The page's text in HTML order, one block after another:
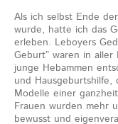
Als ich selbst Ende
wurde, hatte ich das
erleben. Leboyers
Geburt” waren in
junge Hebammen
und Hausgeburtshilfe,
Modelle einer
Frauen wurden mehr
bewusst und